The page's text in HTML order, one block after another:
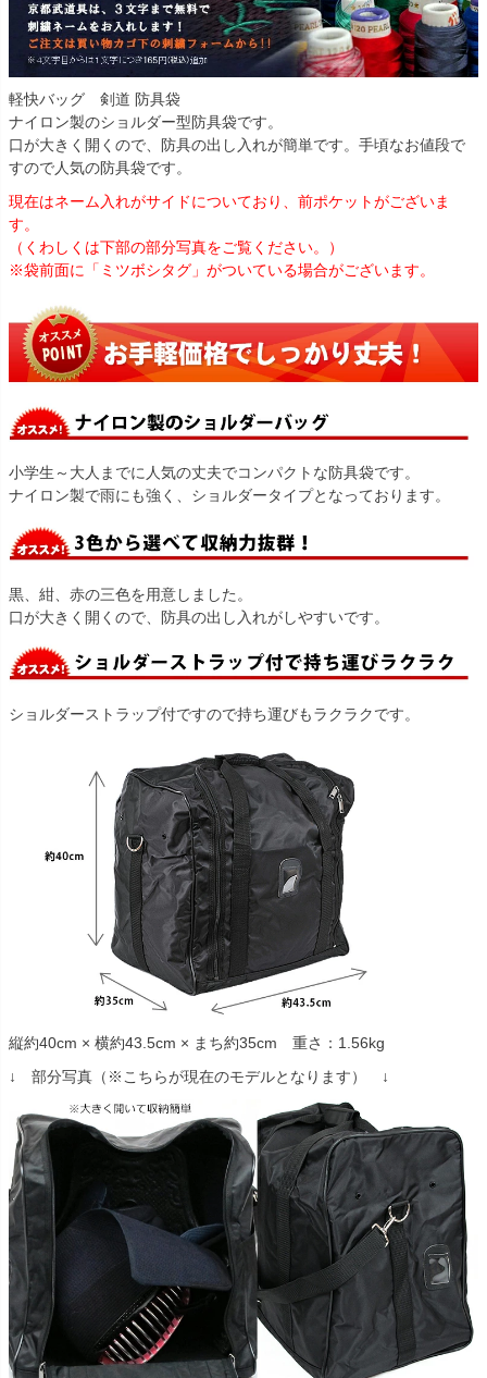
軽快バッグ 剣道 防具袋
ナイロン製のショルダー型防具袋です。
口が大きく開くので、防具の出し入れが簡単です。手頃なお値段で
すので人気の防具袋です。
現在はネーム入れがサイドについており、前ポケットがございま
す。
（くわしくは下部の部分写真をご覧ください。）
※袋前面に「ミツボシタグ」がついている場合がございます。
小学生～大人までに人気の丈夫でコンパクトな防具袋です。
ナイロン製で雨にも強く、ショルダータイプとなっております。
黒、紺、赤の三色を用意しました。
口が大きく開くので、防具の出し入れがしやすいです。
ショルダーストラップ付ですので持ち運びもラクラクです。
縦約40cm × 横約43.5cm × まち約35cm 重さ：1.56kg
↓ 部分写真（※こちらが現在のモデルとなります） ↓